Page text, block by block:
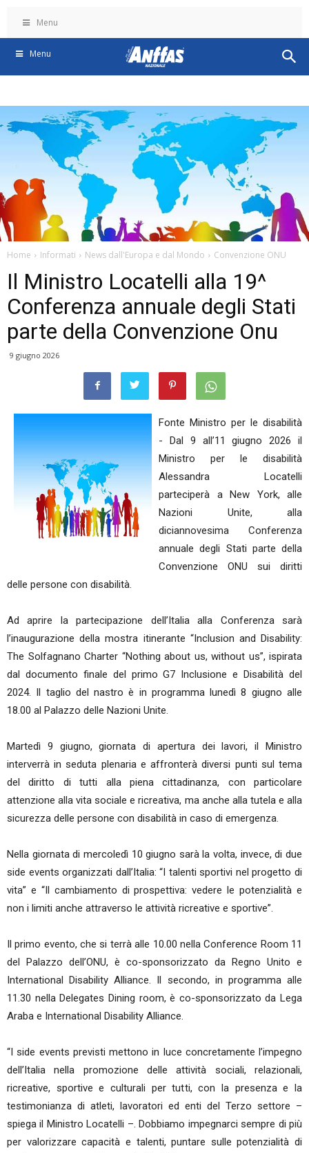
Menu
Menu
Home Informati News dall'Europa e dal Mondo Convenzione ONU
Il Ministro Locatelli alla 19^
Conferenza annuale degli Stati
parte della Convenzione Onu
9 giugno 2026
Fonte Ministro per le disabilità
- Dal 9 all’11 giugno 2026 il
Ministro per le disabilità
Alessandra Locatelli
parteciperà a New York, alle
Nazioni Unite, alla
diciannovesima Conferenza
annuale degli Stati parte della
Convenzione ONU sui diritti
delle persone con disabilità.
Ad aprire la partecipazione dell’Italia alla Conferenza sarà
l’inaugurazione della mostra itinerante “Inclusion and Disability:
The Solfagnano Charter “Nothing about us, without us”, ispirata
dal documento finale del primo G7 Inclusione e Disabilità del
2024. Il taglio del nastro è in programma lunedì 8 giugno alle
18.00 al Palazzo delle Nazioni Unite.
Martedì 9 giugno, giornata di apertura dei lavori, il Ministro
interverrà in seduta plenaria e affronterà diversi punti sul tema
del diritto di tutti alla piena cittadinanza, con particolare
attenzione alla vita sociale e ricreativa, ma anche alla tutela e alla
sicurezza delle persone con disabilità in caso di emergenza.
Nella giornata di mercoledì 10 giugno sarà la volta, invece, di due
side events organizzati dall’Italia: “I talenti sportivi nel progetto di
vita” e “Il cambiamento di prospettiva: vedere le potenzialità e
non i limiti anche attraverso le attività ricreative e sportive”.
Il primo evento, che si terrà alle 10.00 nella Conference Room 11
del Palazzo dell’ONU, è co-sponsorizzato da Regno Unito e
International Disability Alliance. Il secondo, in programma alle
11.30 nella Delegates Dining room, è co-sponsorizzato da Lega
Araba e International Disability Alliance.
“I side events previsti mettono in luce concretamente l’impegno
dell’Italia nella promozione delle attività sociali, relazionali,
ricreative, sportive e culturali per tutti, con la presenza e la
testimonianza di atleti, lavoratori ed enti del Terzo settore –
spiega il Ministro Locatelli –. Dobbiamo impegnarci sempre di più
per valorizzare capacità e talenti, puntare sulle potenzialità di